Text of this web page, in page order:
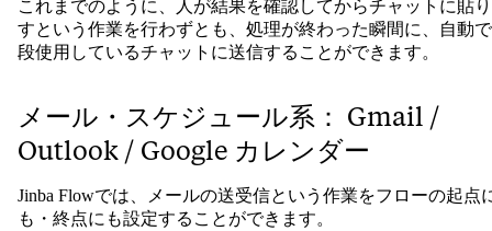
これまでのように、人が結果を確認してからチャットに貼
すという作業を行わずとも、処理が終わった瞬間に、自動
段使用しているチャットに送信することができます。
メール・スケジュール系： Gmail /
Outlook / Google カレンダー
Jinba Flowでは、メールの送受信という作業をフローの起点
も・終点にも設定することができます。